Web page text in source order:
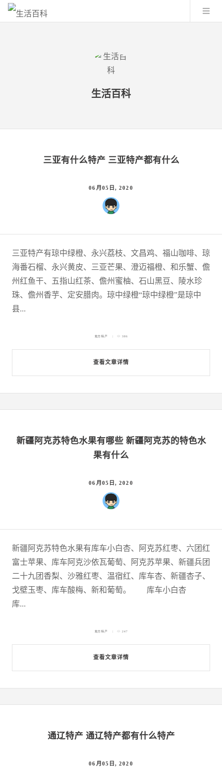
生活百科
三亚有什么特产 三亚特产都有什么
06月05日, 2020
三亚特产有琼中绿橙、永兴荔枝、文昌鸡、福山咖啡、琼
海番石榴、永兴黄皮、三亚芒果、澄迈福橙、和乐蟹、儋
州红鱼干、五指山红茶、儋州蜜柚、石山黑豆、陵水珍
珠、儋州香芋、定安腊肉。琼中绿橙“琼中绿橙”是琼中
县...
查看文章详情
地方特产 386
新疆阿克苏特色水果有哪些 新疆阿克苏的特色水
果有什么
06月05日, 2020
新疆阿克苏特色水果有库车小白杏、阿克苏红枣、六团红
富士苹果、库车阿克沙依瓦葡萄、阿克苏苹果、新疆兵团
二十九团香梨、沙雅红枣、温宿红、库车杏、新疆杏子、
戈壁玉枣、库车酸梅、新和葡萄。 库车小白杏
库...
查看文章详情
地方特产 247
通辽特产 通辽特产都有什么特产
06月05日, 2020